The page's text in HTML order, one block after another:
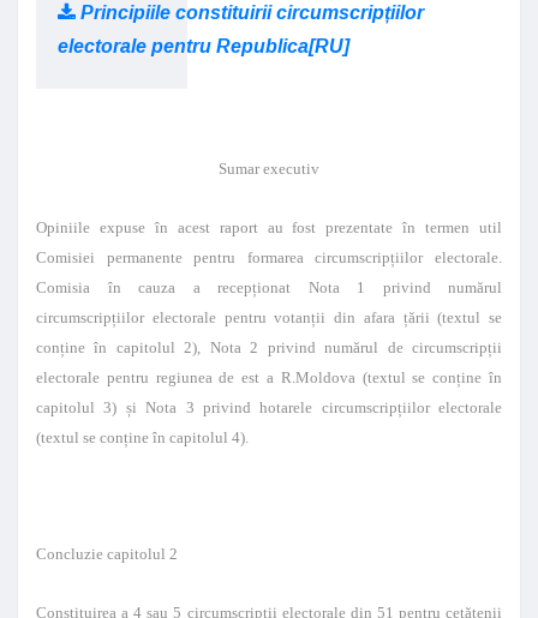
Principiile constituirii circumscripțiilor
electorale pentru Republica[RU]
Sumar executiv
Opiniile expuse în acest raport au fost prezentate în termen util
Comisiei permanente pentru formarea circumscripțiilor electorale.
Comisia în cauza a recepționat Nota 1 privind numărul
circumscripțiilor electorale pentru votanții din afara țării (textul se
conține în capitolul 2), Nota 2 privind numărul de circumscripții
electorale pentru regiunea de est a R.Moldova (textul se conține în
capitolul 3) și Nota 3 privind hotarele circumscripțiilor electorale
(textul se conține în capitolul 4).
Concluzie capitolul 2
Constituirea a 4 sau 5 circumscripții electorale din 51 pentru cetățenii